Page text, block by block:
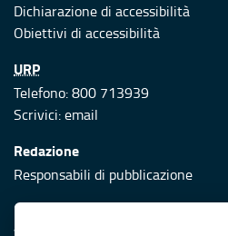
Dichiarazione di accessibilità
Obiettivi di accessibilità
URP
Telefono: 800 713939
Scrivici:email
Redazione
Responsabili di pubblicazione
Protezione civile